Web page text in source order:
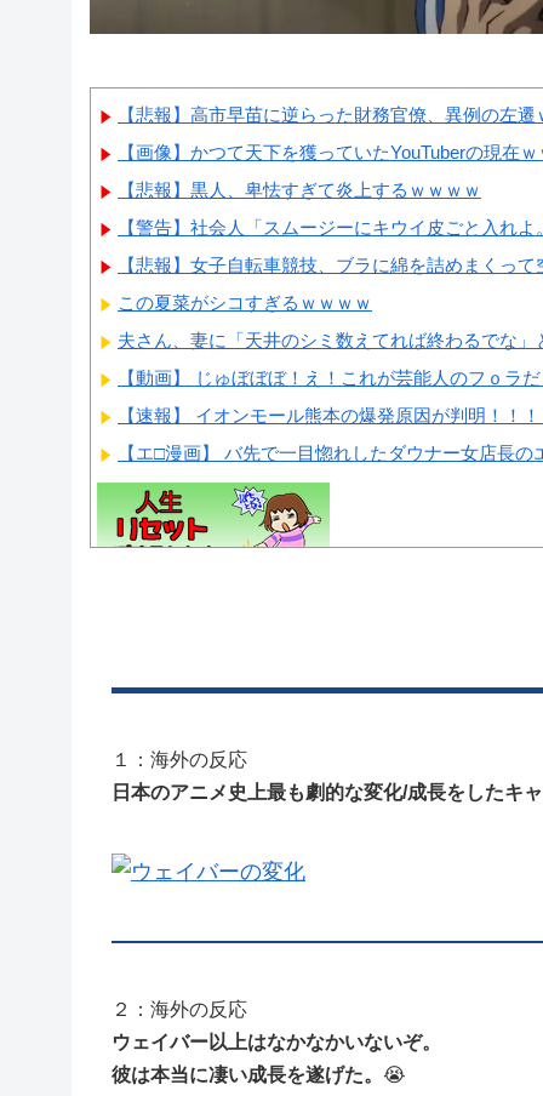
【悲報】高市早苗に逆らった財務官僚、異例の左
【画像】かつて天下を獲っていたYouTuberの現在
【悲報】黒人、卑怯すぎて炎上するｗｗｗｗ
【警告】社会人「スムージーにキウイ皮ごと入れ
【悲報】女子自転車競技、ブラに綿を詰めまくっ
この夏菜がシコすぎるｗｗｗｗ
夫さん、妻に「天井のシミ数えてれば終わるでな
【動画】 じゅぼぼぼ！え！これが芸能人のフｏラ
【速報】 イオンモール熊本の爆発原因が判明！！
【エ□漫画】 バ先で一目惚れしたダウナー女店長
１：海外の反応
日本のアニメ史上最も劇的な変化/成長をしたキ
２：海外の反応
ウェイバー以上はなかなかいないぞ。
彼は本当に凄い成長を遂げた。 😭